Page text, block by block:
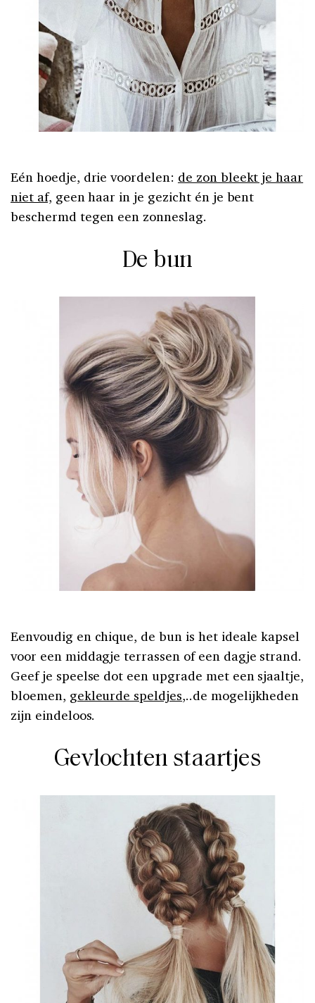
Eén hoedje, drie voordelen: de zon bleekt je haar
niet af, geen haar in je gezicht én je bent
beschermd tegen een zonneslag.
De bun
Eenvoudig en chique, de bun is het ideale kapsel
voor een middagje terrassen of een dagje strand.
Geef je speelse dot een upgrade met een sjaaltje,
bloemen, gekleurde speldjes,..de mogelijkheden
zijn eindeloos.
Gevlochten staartjes